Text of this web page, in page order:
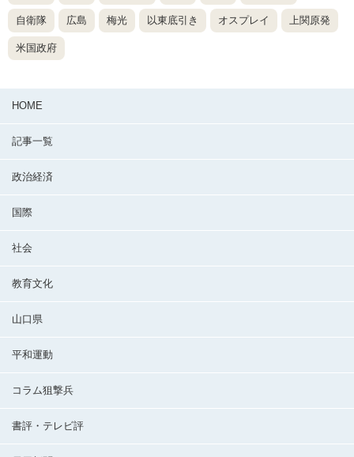
自衛隊 広島 梅光 以東底引き オスプレイ 上関原発
米国政府
HOME
記事一覧
政治経済
国際
社会
教育文化
山口県
平和運動
コラム狙撃兵
書評・テレビ評